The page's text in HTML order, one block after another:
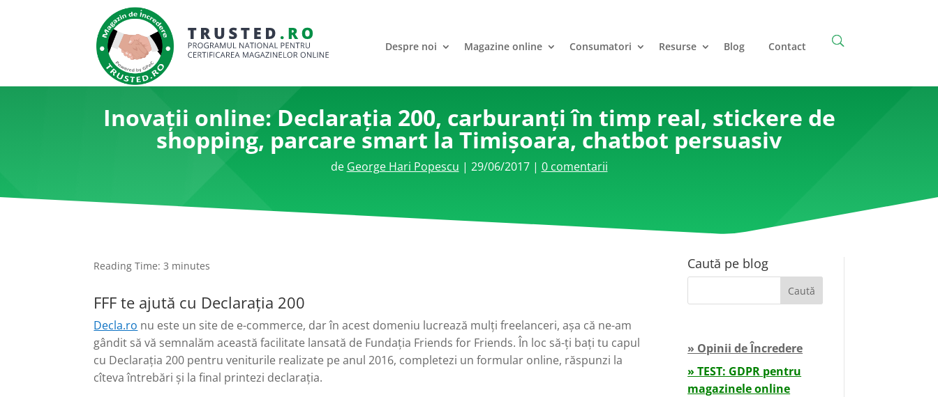
Despre noi Magazine online Consumatori Resurse Blog Contact
Inovații online: Declarația 200, carburanți în timp real, stickere de
shopping, parcare smart la Timișoara, chatbot persuasiv
de George Hari Popescu | 29/06/2017| 0 comentarii
Reading Time: 3 minutes
FFF te ajută cu Declarația 200
Decla.ro nu este un site de e-commerce, dar în acest domeniu lucrează mulți freelanceri, așa că ne-am
gândit să vă semnalăm această facilitate lansată de Fundația Friends for Friends. În loc să-ți bați tu capul
cu Declarația 200 pentru veniturile realizate pe anul 2016, completezi un formular online, răspunzi la
cîteva întrebări și la final printezi declarația.
Caută pe blog
» Opinii de Încredere
» TEST: GDPR pentru
magazinele online